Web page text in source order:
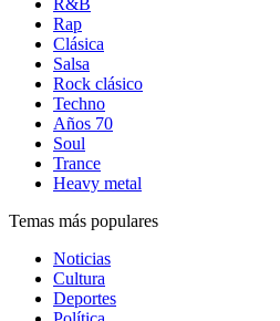
R&B
Rap
Clásica
Salsa
Rock clásico
Techno
Años 70
Soul
Trance
Heavy metal
Temas más populares
Noticias
Cultura
Deportes